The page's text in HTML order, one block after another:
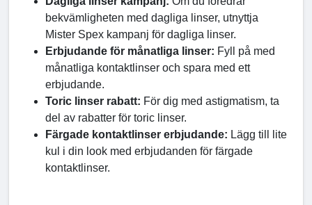
bekvämligheten med dagliga linser, utnyttja
Mister Spex kampanj för dagliga linser.
Erbjudande för månatliga linser: Fyll på med
månatliga kontaktlinser och spara med ett
erbjudande.
Toric linser rabatt: För dig med astigmatism, ta
del av rabatter för toric linser.
Färgade kontaktlinser erbjudande: Lägg till lite
kul i din look med erbjudanden för färgade
kontaktlinser.